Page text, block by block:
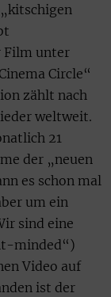
Film unter
Circle“
zählt nach
weltweit.
21
der „neuen
es schon mal
um ein
sind eine
minded“)
Video auf
ist der